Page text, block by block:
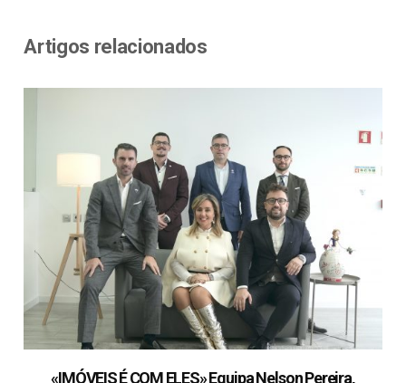
Artigos relacionados
«IMÓVEIS É COM ELES»Equipa Nelson Pereira,